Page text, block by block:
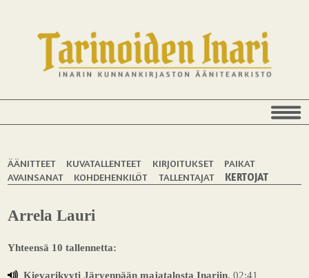
ÄÄNITTEET KUVATALLENTEET KIRJOITUKSET
PAIKAT
AVAINSANAT
KOHDEHENKILÖT TALLENTAJAT KERTOJAT
Arrela Lauri
Yhteensä 10 tallennetta:
Kievarikyyti Järvenpään majatalosta Inariin, 02:41